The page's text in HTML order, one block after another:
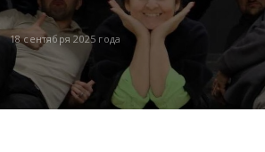
18 сентября 2025 года